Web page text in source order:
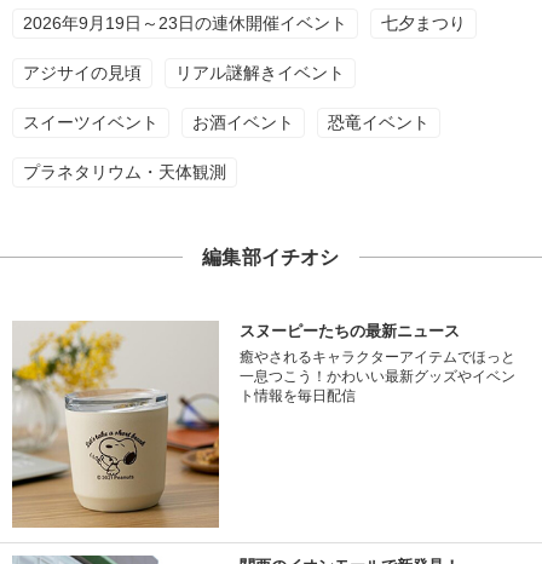
2026年9月19日～23日の連休開催イベント 七夕まつり
アジサイの見頃 リアル謎解きイベント
スイーツイベント お酒イベント 恐竜イベント
プラネタリウム・天体観測
編集部イチオシ
スヌーピーたちの最新ニュース
癒やされるキャラクターアイテムでほっと
一息つこう！かわいい最新グッズやイベン
ト情報を毎日配信